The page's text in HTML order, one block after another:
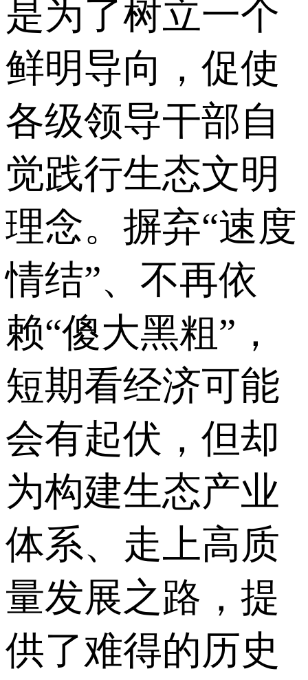
是为了树立一个
鲜明导向，促使
各级领导干部自
觉践行生态文明
理念。摒弃“速度
情结”、不再依
赖“傻大黑粗”，
短期看经济可能
会有起伏，但却
为构建生态产业
体系、走上高质
量发展之路，提
供了难得的历史